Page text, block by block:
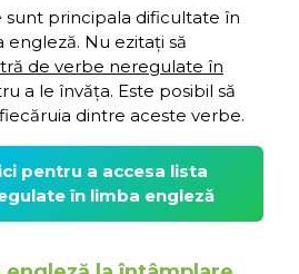
principala dificultate în
Nu ezitați să
de verbe neregulate în
a le învăța. Este posibil să
dintre aceste verbe.
pentru a accesa lista
în limba engleză